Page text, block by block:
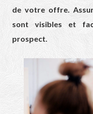
de votre offre.
sont visibles et
prospect.